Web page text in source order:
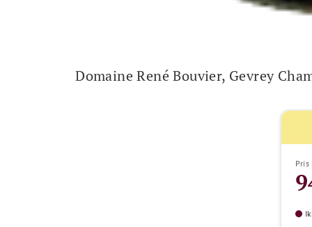
Domaine René Bouvier, Gevrey
Pris